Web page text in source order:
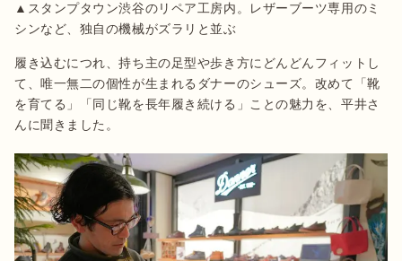
▲スタンプタウン渋谷のリペア工房内。レザーブーツ専用のミ
シンなど、独自の機械がズラリと並ぶ
履き込むにつれ、持ち主の足型や歩き方にどんどんフィットし
て、唯一無二の個性が生まれるダナーのシューズ。改めて「靴
を育てる」「同じ靴を長年履き続ける」ことの魅力を、平井さ
んに聞きました。